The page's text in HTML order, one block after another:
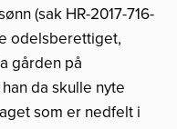
(sak HR-2017-716-
odelsberettiget,
gården på
da skulle nyte
som er nedfelt i